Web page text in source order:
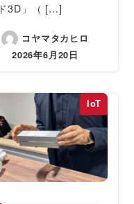
ド3D」（ […]
コヤマタカヒロ
2026年6月20日
IoT